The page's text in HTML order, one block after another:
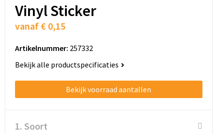
Vinyl Sticker
vanaf € 0,15
Artikelnummer: 257332
Bekijk alle productspecificaties
Bekijk voorraad aantallen
1. Soort